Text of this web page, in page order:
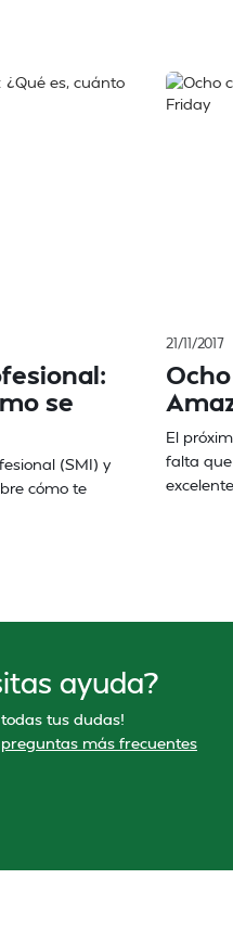
se
(SMI) y
cómo te
21/11/2017
El
falta
ayuda?
todas tus dudas!
preguntas más frecuentes